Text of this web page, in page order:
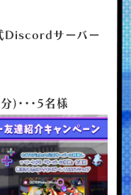
Discordサーバー
・・・5名様